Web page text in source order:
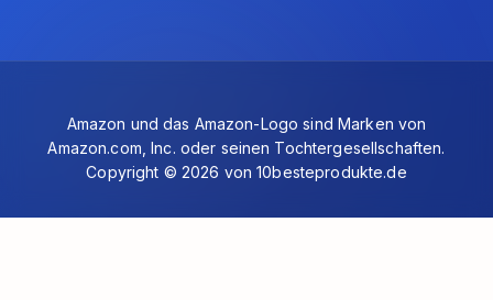
Amazon und das Amazon-Logo sind Marken von
Amazon.com, Inc. oder seinen Tochtergesellschaften.
Copyright © 2026 von 10besteprodukte.de